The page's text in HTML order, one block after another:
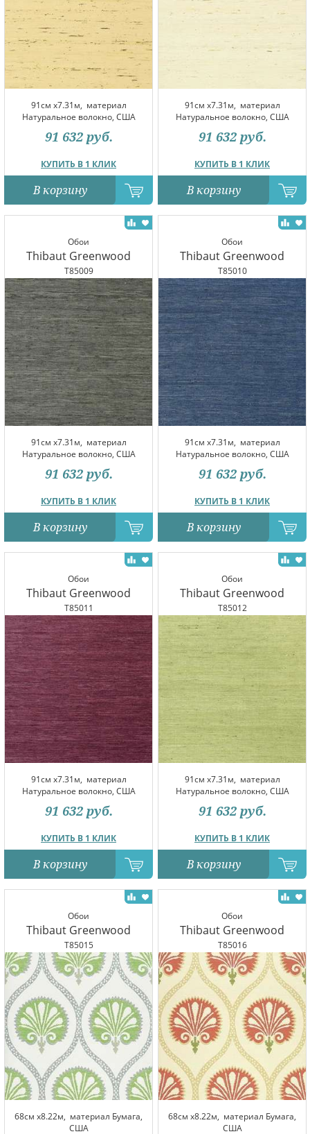
91см x7.31м, материал
Натуральное волокно, США
КУПИТЬ В 1 КЛИК
91 632 руб.
В корзину
91см x7.31м, материал
Натуральное волокно, США
КУПИТЬ В 1 КЛИК
91 632 руб.
В корзину
Обои
Thibaut Greenwood
T85009
91см x7.31м, материал
Натуральное волокно, США
КУПИТЬ В 1 КЛИК
91 632 руб.
В корзину
Обои
Thibaut Greenwood
T85010
91см x7.31м, материал
Натуральное волокно, США
КУПИТЬ В 1 КЛИК
91 632 руб.
В корзину
Обои
Thibaut Greenwood
T85011
91см x7.31м, материал
Натуральное волокно, США
КУПИТЬ В 1 КЛИК
91 632 руб.
В корзину
Обои
Thibaut Greenwood
T85012
91см x7.31м, материал
Натуральное волокно, США
КУПИТЬ В 1 КЛИК
91 632 руб.
В корзину
Обои
Thibaut Greenwood
T85015
68см x8.22м, материал Бумага,
США
Обои
Thibaut Greenwood
T85016
68см x8.22м, материал Бумага,
США